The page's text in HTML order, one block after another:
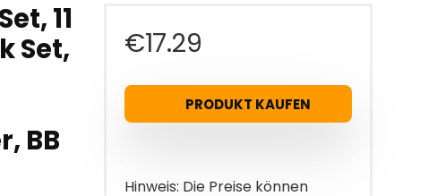
11
Set,
BB
€17.29
PRODUKT KAUFEN
Hinweis: Die Preise können